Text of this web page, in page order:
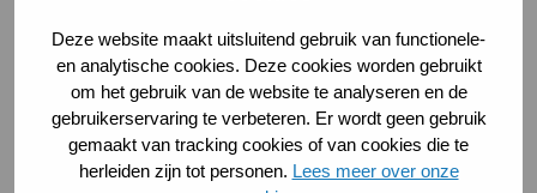
Deze website maakt uitsluitend gebruik van functionele-
en analytische cookies. Deze cookies worden gebruikt
om het gebruik van de website te analyseren en de
gebruikerservaring te verbeteren. Er wordt geen gebruik
gemaakt van tracking cookies of van cookies die te
herleiden zijn tot personen. Lees meer over onze
computers, smartphones en internet. Stel vragen,
oefen in je eigen tempo en deel ervaringen met
anderen. Ervaren vrijwilligers helpen je graag.
Iedereen is welkom, deelname is gratis en aanmelden
is niet nodig. Neem je eigen apparaat mee!